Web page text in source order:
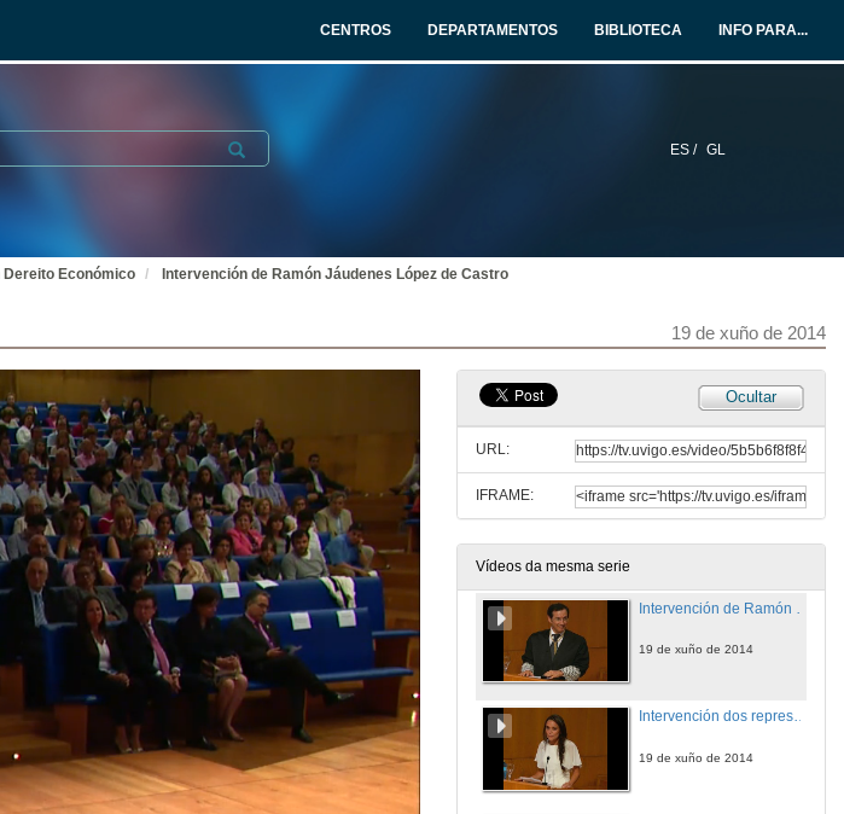
CENTROS DEPARTAMENTOS BIBLIOTECA INFO PARA...
ES / GL
Submit
Económico Intervención de Ramón Jáudenes López de Castro
19 de xuño de 2014
Ocultar
URL:
IFRAME:
Vídeos da mesma serie
Presentación revista de dereito da Facultade de Ciencias Xurídicas e do Traballo
19 de xuño de 2014
Entrega de diplomas e bandas: Grado en Dereito. Curso 2013/2014
Intervención Lurdes López Fernández
19 de xuño de 2014
19 de xuño de 2014
Intervención dos representantes dos alumnos do Máster en Avogacía
19 de xuño de 2014